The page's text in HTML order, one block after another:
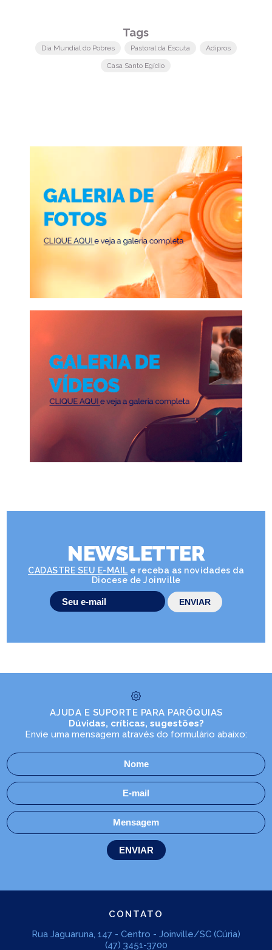
Tags
Dia Mundial do Pobres Pastoral da Escuta Adipros
Casa Santo Egídio
NEWSLETTER
CADASTRE SEU E-MAIL e receba as novidades da
Diocese de Joinville
AJUDA E SUPORTE PARA PARÓQUIAS
Dúvidas, críticas, sugestões?
Envie uma mensagem através do formulário abaixo:
CONTATO
Rua Jaguaruna, 147 - Centro - Joinville/SC (Cúria)
(47) 3451-3700